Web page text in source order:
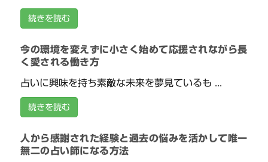
続きを読む
今の環境を変えずに小さく始めて応援されながら長
く愛される働き方
占いに興味を持ち素敵な未来を夢見ているも ...
続きを読む
人から感謝された経験と過去の悩みを活かして唯一
無二の占い師になる方法